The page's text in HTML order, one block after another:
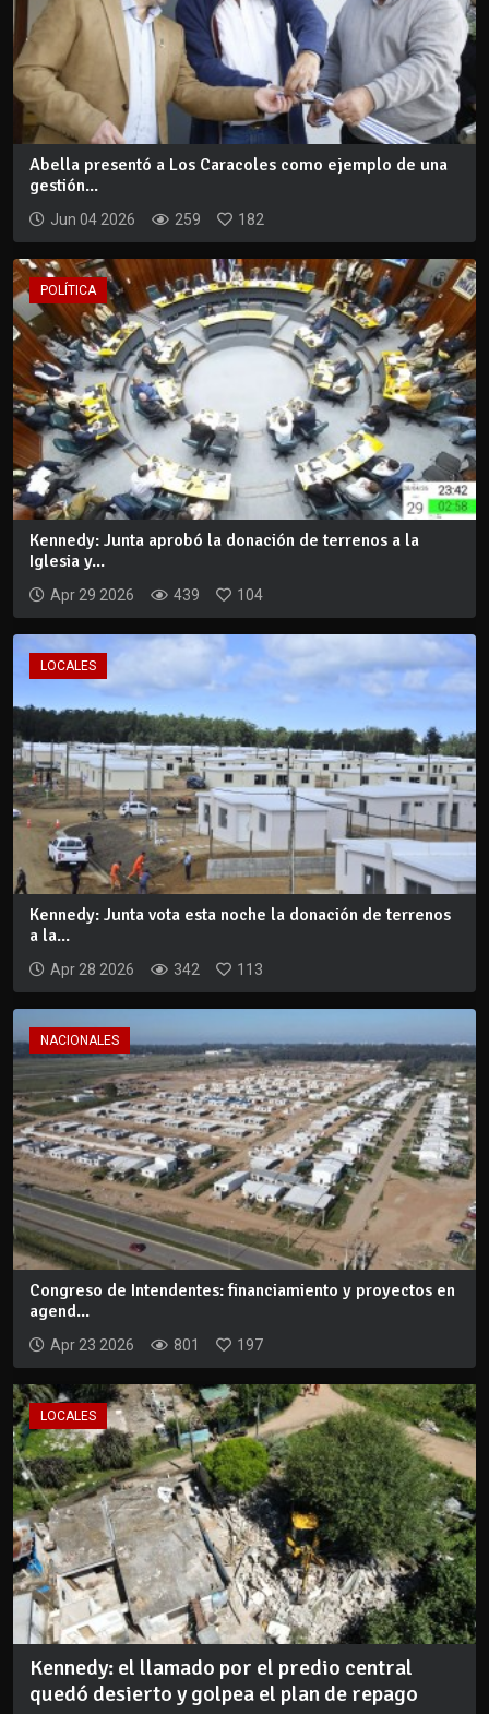
Abella presentó a Los Caracoles como ejemplo de una
gestión...
Jun 04 2026 259 182
POLÍTICA
Kennedy: Junta aprobó la donación de terrenos a la
Iglesia y...
Apr 29 2026 439 104
LOCALES
Kennedy: Junta vota esta noche la donación de terrenos
a la...
Apr 28 2026 342 113
NACIONALES
Congreso de Intendentes: financiamiento y proyectos en
agend...
Apr 23 2026 801 197
LOCALES
Kennedy: el llamado por el predio central
quedó desierto y golpea el plan de repago